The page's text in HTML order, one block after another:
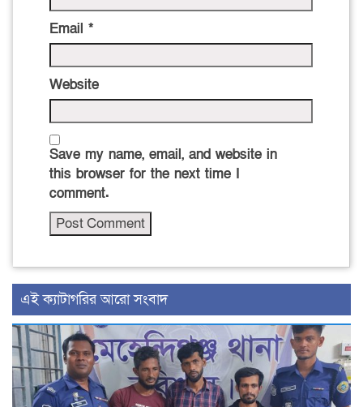
Email *
Website
Save my name, email, and website in
this browser for the next time I
comment.
‍এই ক্যাটাগরির ‍আরো সংবাদ